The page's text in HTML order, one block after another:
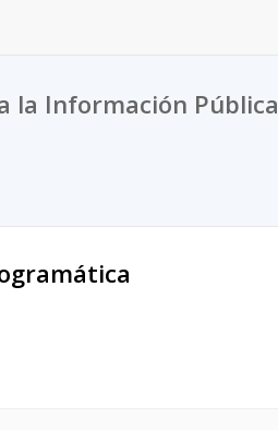
la Información Pública